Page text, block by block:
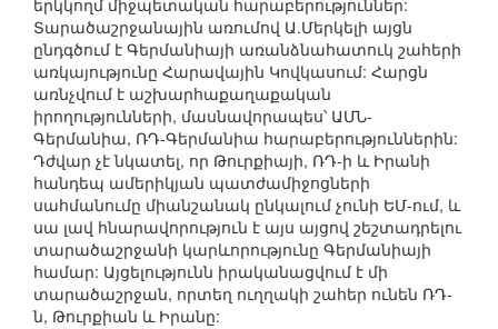
երկկողմ միջպետական հարաբերություններ:
Տարածաշրջանային առումով Ա.Մերկելի այցն
ընդգծում է Գերմանիայի առանձնահատուկ շահերի
առկայությունը Հարավային Կովկասում: Հարցն
առնչվում է աշխարհաքաղաքական
իրողությունների, մասնավորապես՝ ԱՄՆ-
Գերմանիա, ՌԴ-Գերմանիա հարաբերություններին:
Դժվար չէ նկատել, որ Թուրքիայի, ՌԴ-ի և Իրանի
հանդեպ ամերիկյան պատժամիջոցների
սահմանումը միանշանակ ընկալում չունի ԵՄ-ում, և
սա լավ հնարավորություն է այս այցով շեշտադրելու
տարածաշրջանի կարևորությունը Գերմանիայի
համար: Այցելությունն իրականացվում է մի
տարածաշրջան, որտեղ ուղղակի շահեր ունեն ՌԴ-
ն, Թուրքիան և Իրանը: